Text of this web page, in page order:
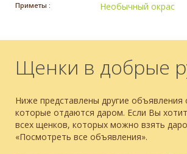
Приметы : Необычный окрас
Щенки в добрые
Ниже представлены другие объявления
которые отдаются даром. Если Вы
всех щенков, которых можно взять
«Посмотреть все объявления».